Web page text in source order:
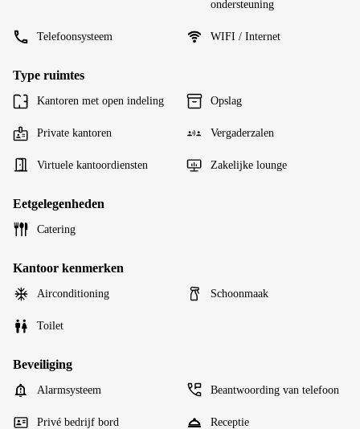
ondersteuning
Telefoonsysteem WIFI / Internet
Type ruimtes
Kantoren met open indeling Opslag
Private kantoren Vergaderzalen
Virtuele kantoordiensten Zakelijke lounge
Eetgelegenheden
Catering
Kantoor kenmerken
Airconditioning Schoonmaak
Toilet
Beveiliging
Alarmsysteem Beantwoording van telefoon
Privé bedrijf bord Receptie